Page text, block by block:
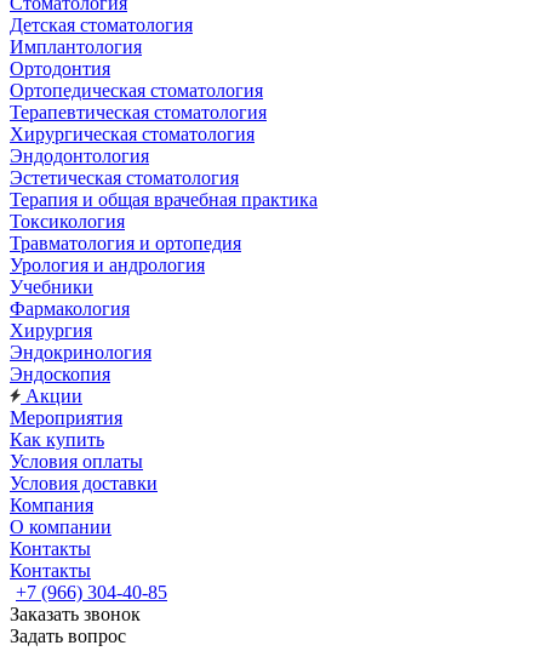
Детская стоматология
Имплантология
Ортодонтия
Ортопедическая стоматология
Терапевтическая стоматология
Хирургическая стоматология
Эндодонтология
Эстетическая стоматология
Терапия и общая врачебная практика
Токсикология
Травматология и ортопедия
Урология и андрология
Учебники
Фармакология
Хирургия
Эндокринология
Эндоскопия
Акции
Мероприятия
Как купить
Условия оплаты
Условия доставки
Компания
О компании
Контакты
Контакты
+7 (966) 304-40-85
Заказать звонок
Задать вопрос